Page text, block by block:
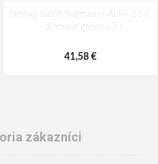
Školský batoh Bagmaster ALFA 21 C
- dinosaur green 23 l
41,58 €
zákazníci